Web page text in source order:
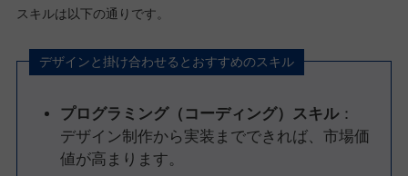
スキルは以下の通りです。
デザインと掛け合わせるとおすすめのスキル
プログラミング（コーディング）スキル：
デザイン制作から実装までできれば、市場価
値が高まります。